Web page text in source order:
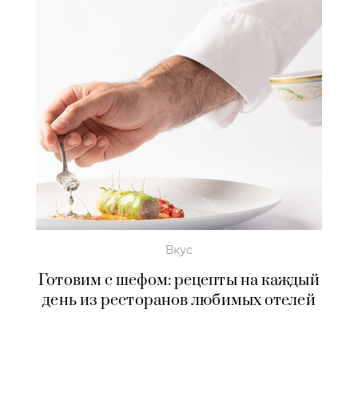
Вкус
Готовим с шефом: рецепты на каждый
день из ресторанов любимых отелей